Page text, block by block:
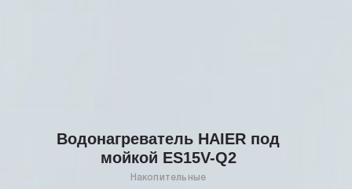
Водонагреватель HAIER под
мойкой ES15V-Q2
Накопительные